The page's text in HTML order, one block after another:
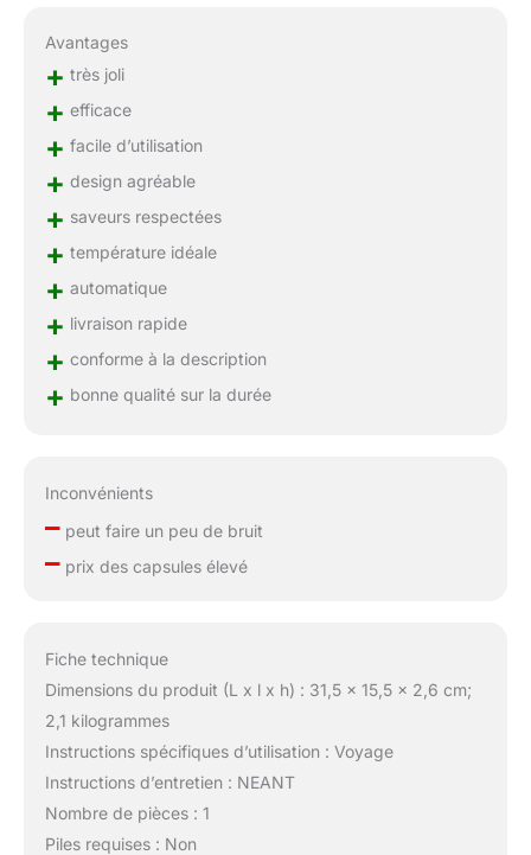
Avantages
+ très joli
+ efficace
+ facile d’utilisation
+ design agréable
+ saveurs respectées
+ température idéale
+ automatique
+ livraison rapide
+ conforme à la description
+ bonne qualité sur la durée
Inconvénients
–peut faire un peu de bruit
–prix des capsules élevé
Fiche technique
Dimensions du produit (L x l x h) : 31,5 x 15,5 x 2,6 cm;
2,1 kilogrammes
Instructions spécifiques d’utilisation : Voyage
Instructions d’entretien : NEANT
Nombre de pièces : 1
Piles requises : Non